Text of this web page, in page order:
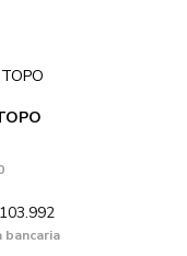
bancaria